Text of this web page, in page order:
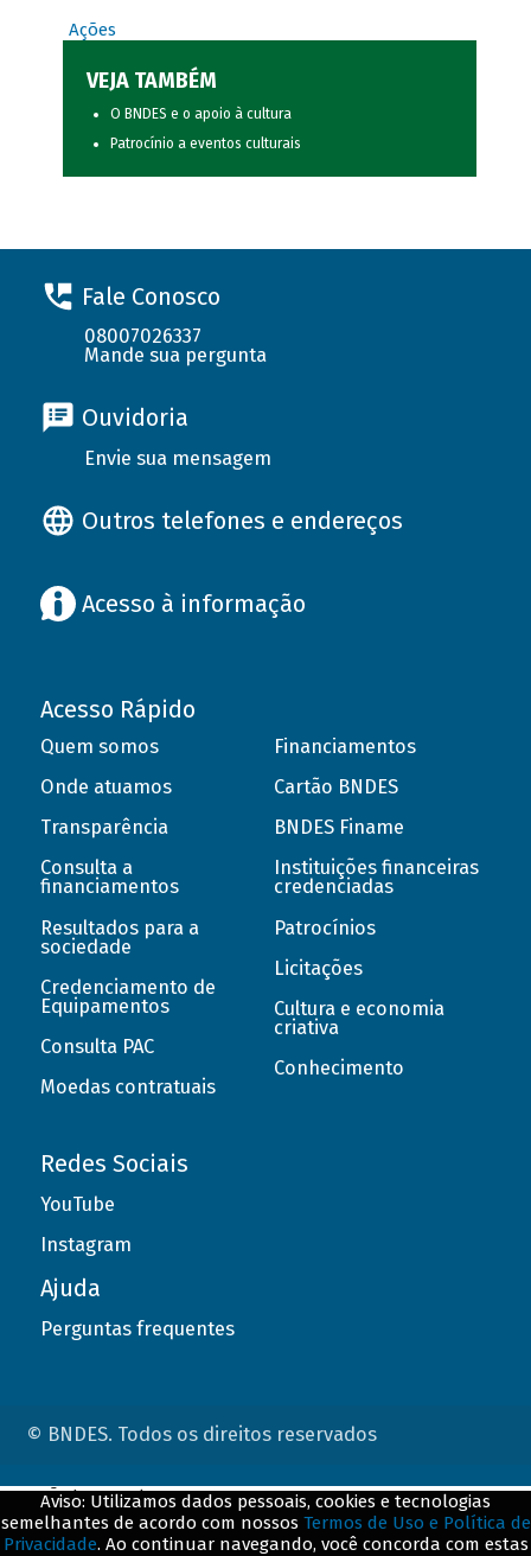
Ações
VEJA TAMBÉM
O BNDES e o apoio à cultura
Patrocínio a eventos culturais
Fale Conosco
08007026337
Mande sua pergunta
Ouvidoria
Envie sua mensagem
Outros telefones e endereços
Acesso à informação
Acesso Rápido
Quem somos
Onde atuamos
Transparência
Consulta a
financiamentos
Resultados para a
sociedade
Credenciamento de
Equipamentos
Consulta PAC
Moedas contratuais
Financiamentos
Cartão BNDES
BNDES Finame
Instituições financeiras
credenciadas
Patrocínios
Licitações
Cultura e economia
criativa
Conhecimento
Redes Sociais
YouTube
Instagram
Ajuda
Perguntas frequentes
© BNDES. Todos os direitos reservados
Aviso: Utilizamos dados pessoais, cookies e tecnologias
semelhantes de acordo com nossos Termos de Uso e Política de
Privacidade. Ao continuar navegando, você concorda com estas
ConteÃºdo complementar
${title}${badge}